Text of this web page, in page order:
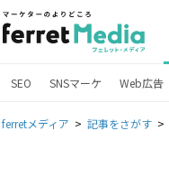
SEO SNSマーケ Web広告
ferretメディア 記事をさがす